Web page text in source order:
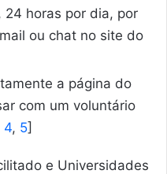
horas por dia, por
ou chat no site do
a página do
com um voluntário
4, 5]
e Universidades